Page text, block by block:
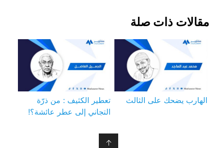
مقالات ذات صلة
الهارب يضحك على الثالث
تعطير الكثيف : من ذرّة
التجاني إلى عطر عائشة؟!
↑